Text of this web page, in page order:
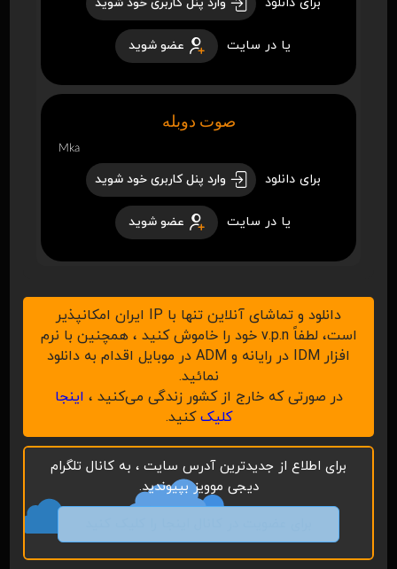
یا در سایت عضو شوید
برای دانلود وارد پنل کاربری خود شوید
یا در سایت عضو شوید
صوت دوبله
Mka
دانلود و تماشای آنلاین تنها با IP ایران امکانپذیر
است، لطفاً v.p.n خود را خاموش کنید ، همچنین با نرم
افزار IDM در رایانه و ADM در موبایل اقدام به دانلود
نمائید.
در صورتی که خارج از کشور زندگی می‌کنید ، اینجا
کلیککنید.
برای اطلاع از جدیدترین آدرس سایت ، به کانال تلگرام
دیجی موویز بپیوندید.